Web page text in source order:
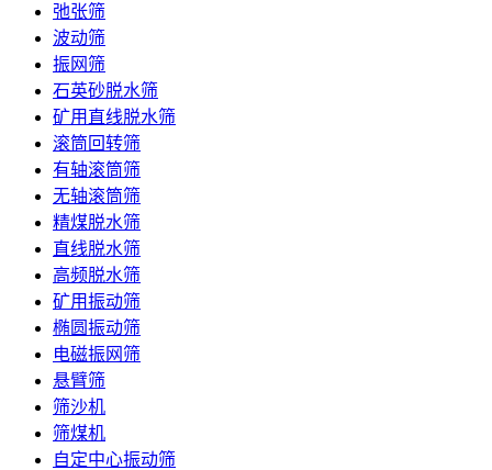
弛张筛
波动筛
振网筛
石英砂脱水筛
矿用直线脱水筛
滚筒回转筛
有轴滚筒筛
无轴滚筒筛
精煤脱水筛
直线脱水筛
高频脱水筛
矿用振动筛
椭圆振动筛
电磁振网筛
悬臂筛
筛沙机
筛煤机
自定中心振动筛